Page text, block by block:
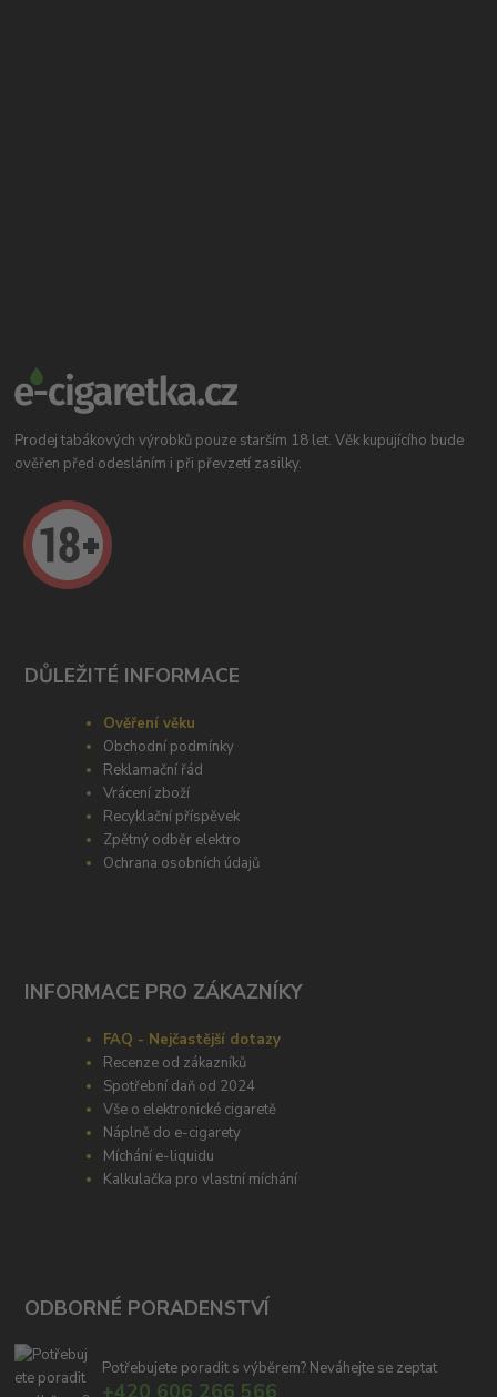
Prodej tabákových výrobků pouze starším 18 let. Věk kupujícího bude
ověřen před odesláním i při převzetí zasilky.
DŮLEŽITÉ INFORMACE
Ověření věku
Obchodní podmínky
Reklamační řád
Vrácení zboží
Recyklační příspěvek
Zpětný odběr elektro
Ochrana osobních údajů
INFORMACE PRO ZÁKAZNÍKY
FAQ - Nejčastější dotazy
Recenze od zákazníků
Spotřební daň od 2024
Vše o elektronické cigaretě
Náplně do e-cigarety
Míchání e-liquidu
Kalkulačka pro vlastní míchání
ODBORNÉ PORADENSTVÍ
Potřebujete poradit s výběrem? Neváhejte se zeptat